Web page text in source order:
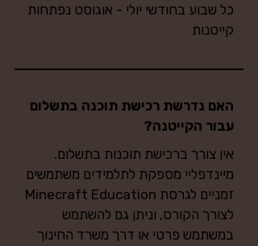
כל שבוע בחודשי יולי - אוגוסט נפתחות
קייטנות
האם נדרשת רכישת תוכנה בתשלום
עבור הקייטנה?
אין צורך ברכישת תוכנות בתשלום.
מיינדפליי מספקת לתלמידים משתמשים
זמניים לגרסת Minecraft Education
לצורך הקורס, וניתן גם להשתמש
במשתמש פרטי או דרך משרד החינוך